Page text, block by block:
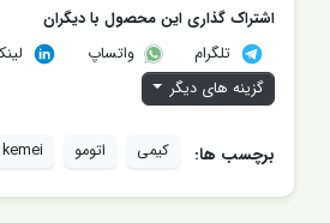
اشتراک گذاری این محصول با دیگران
تلگرام
واتساپ
گزینه های دیگر
برچسب ها: کیمی اتومو kemei